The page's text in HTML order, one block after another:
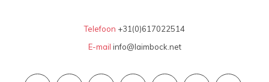
Telefoon +31(0)617022514
E-mail info@laimbock.net